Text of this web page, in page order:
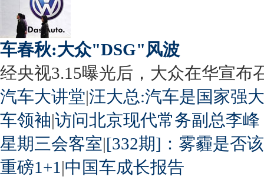
车春秋:大众"DSG"风波
经央视3.15曝光后，大众在华宣布
汽车大讲堂|汪大总:汽车是国家强
车领袖|访问北京现代常务副总李峰
星期三会客室|[332期]：雾霾是否
重磅1+1 |中国车成长报告